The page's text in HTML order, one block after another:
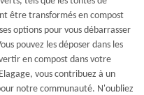
être transformés en compost
options pour vous débarrasser
pouvez les déposer dans les
en compost dans votre
vous contribuez à un
notre communauté. N'oubliez